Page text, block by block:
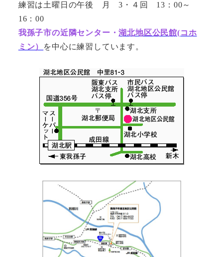
練習は土曜日の午後 月 3・４回 13：00～
16：00
我孫子市の近隣センター・湖北地区公民館(コホ
ミン）
を中心に練習しています。